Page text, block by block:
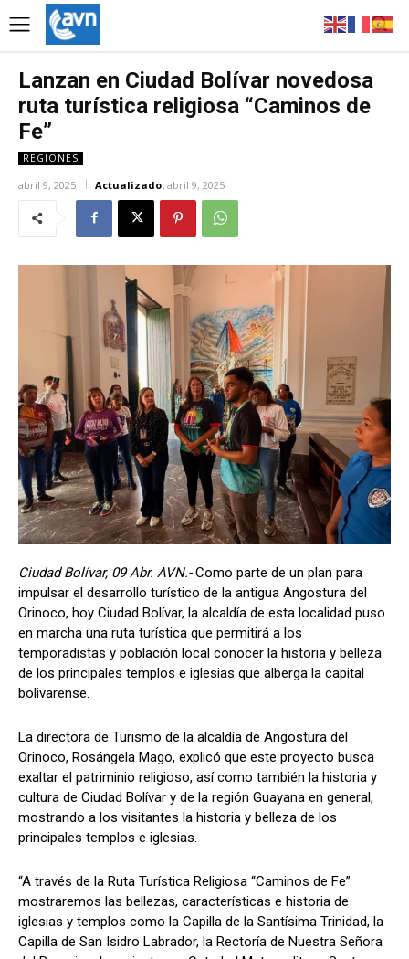
Lanzan en Ciudad Bolívar novedosa
ruta turística religiosa “Caminos de
Fe”
REGIONES
abril 9, 2025 Actualizado: abril 9, 2025
Ciudad Bolívar, 09 Abr. AVN.-Como parte de un plan para
impulsar el desarrollo turístico de la antigua Angostura del
Orinoco, hoy Ciudad Bolívar, la alcaldía de esta localidad puso
en marcha una ruta turística que permitirá a los
temporadistas y población local conocer la historia y belleza
de los principales templos e iglesias que alberga la capital
bolivarense.
La directora de Turismo de la alcaldía de Angostura del
Orinoco, Rosángela Mago, explicó que este proyecto busca
exaltar el patriminio religioso, así como también la historia y
cultura de Ciudad Bolívar y de la región Guayana en general,
mostrando a los visitantes la historia y belleza de los
principales templos e iglesias.
“A través de la Ruta Turística Religiosa “Caminos de Fe”
mostraremos las bellezas, características e historia de
iglesias y templos como la Capilla de la Santísima Trinidad, la
Capilla de San Isidro Labrador, la Rectoría de Nuestra Señora